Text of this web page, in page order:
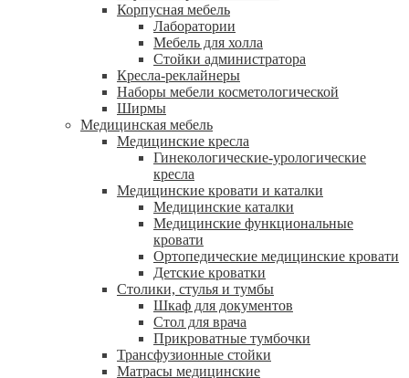
Корпусная мебель
Лаборатории
Мебель для холла
Стойки администратора
Кресла-реклайнеры
Наборы мебели косметологической
Ширмы
Медицинская мебель
Медицинские кресла
Гинекологические-урологические
кресла
Медицинские кровати и каталки
Медицинские каталки
Медицинские функциональные
кровати
Ортопедические медицинские кровати
Детские кроватки
Столики, стулья и тумбы
Шкаф для документов
Стол для врача
Прикроватные тумбочки
Трансфузионные стойки
Матрасы медицинские